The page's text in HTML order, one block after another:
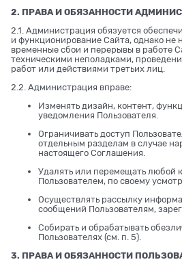
2. ПРАВА И ОБЯЗАННОСТИ
2.1. Администрация обязуется
и функционирование Сайта, однако не
временные сбои и перерывы в работе
техническими неполадками,
работ или действиями третьих лиц.
2.2. Администрация вправе:
Изменять дизайн, контент,
уведомления Пользователя.
Ограничивать доступ
отдельным разделам в случае
настоящего Соглашения.
Удалять или перемещать любой
Пользователем, по своему
Осуществлять рассылку
сообщений Пользователям,
Собирать и обрабатывать
Пользователях (см. п. 5).
3. ПРАВА И ОБЯЗАННОСТИ